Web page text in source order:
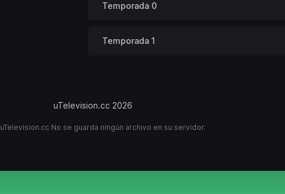
Temporada 0
Temporada 1
uTelevision.cc 2026
uTelevision.cc No se guarda ningún archivo en su servidor.